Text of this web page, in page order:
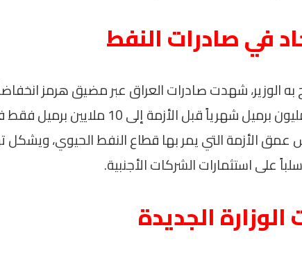
في صادرات النفط
به الوزير، شهدت صادرات العراق عبر مضيق هرمز
من نحو 93 مليون برميل شهرياً قبل
عمق الأزمة التي يمر بها قطاع النفط الحيوي، ويشكل
على استثمارات الشركات الأجنبية.
الوزارة الجديدة